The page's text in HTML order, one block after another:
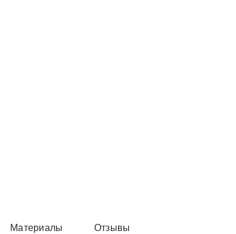
Материалы Отзывы